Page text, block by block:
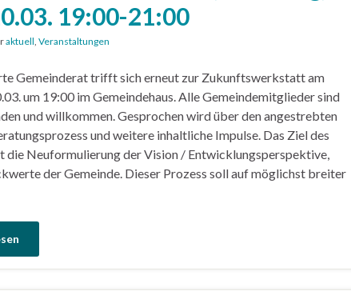
19:00-21:00
aktuell Veranstaltungen
Gemeinderat trifft sich erneut zur Zukunftswerkstatt am
um 19:00 im Gemeindehaus. Alle Gemeindemitglieder sind
und willkommen. Gesprochen wird über den angestrebten
und weitere inhaltliche Impulse. Das Ziel des
die Neuformulierung der Vision / Entwicklungsperspektive,
der Gemeinde. Dieser Prozess soll auf möglichst breiter